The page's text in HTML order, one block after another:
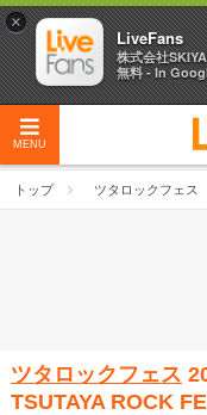
MENU
トップ ツタロックフェス
ツタロックフェス
TSUTAYA ROCK
×
LiveFans
株式会社
無料 - In